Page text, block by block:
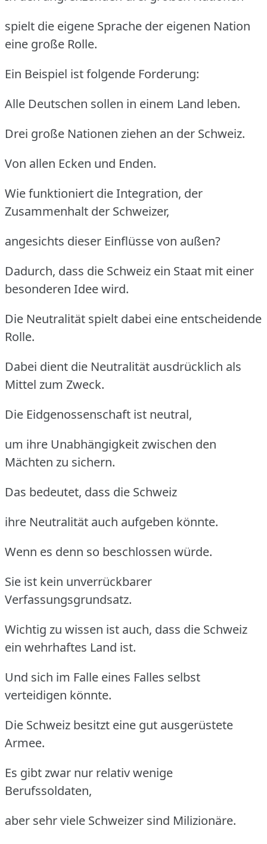
spielt die eigene Sprache der eigenen Nation
eine große Rolle.
Ein Beispiel ist folgende Forderung:
Alle Deutschen sollen in einem Land leben.
Drei große Nationen ziehen an der Schweiz.
Von allen Ecken und Enden.
Wie funktioniert die Integration, der
Zusammenhalt der Schweizer,
angesichts dieser Einflüsse von außen?
Dadurch, dass die Schweiz ein Staat mit einer
besonderen Idee wird.
Die Neutralität spielt dabei eine entscheidende
Rolle.
Dabei dient die Neutralität ausdrücklich als
Mittel zum Zweck.
Die Eidgenossenschaft ist neutral,
um ihre Unabhängigkeit zwischen den
Mächten zu sichern.
Das bedeutet, dass die Schweiz
ihre Neutralität auch aufgeben könnte.
Wenn es denn so beschlossen würde.
Sie ist kein unverrückbarer
Verfassungsgrundsatz.
Wichtig zu wissen ist auch, dass die Schweiz
ein wehrhaftes Land ist.
Und sich im Falle eines Falles selbst
verteidigen könnte.
Die Schweiz besitzt eine gut ausgerüstete
Armee.
Es gibt zwar nur relativ wenige
Berufssoldaten,
aber sehr viele Schweizer sind Milizionäre.